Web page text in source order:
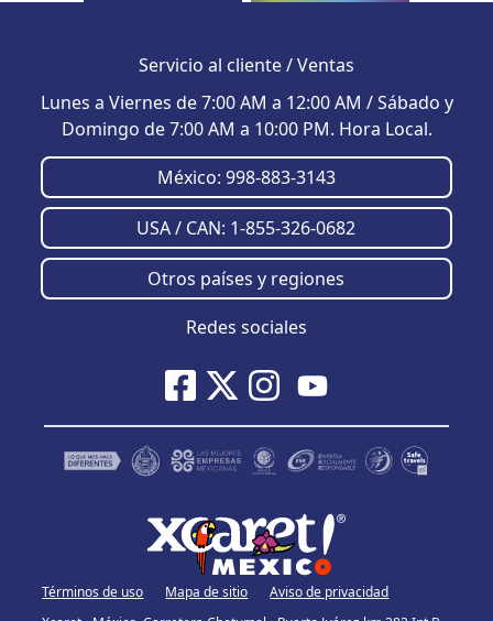
Servicio al cliente / Ventas
Lunes a Viernes de 7:00 AM a 12:00 AM / Sábado y
Domingo de 7:00 AM a 10:00 PM. Hora Local.
México: 998-883-3143
USA / CAN: 1-855-326-0682
Otros países y regiones
Redes sociales
Términos de uso Mapa de sitio
Aviso de privacidad